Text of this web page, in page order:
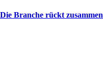
Branche rückt zusammen